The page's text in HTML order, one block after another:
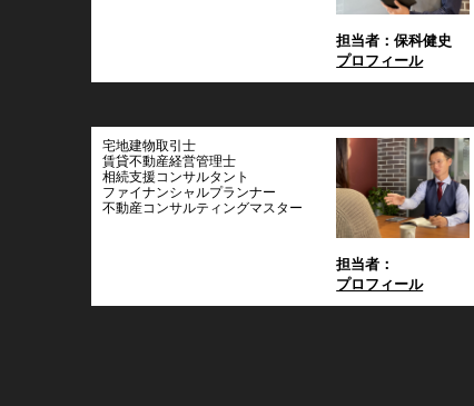
担当者：保科健史
プロフィール
宅地建物取引士
賃貸不動産経営管理士
相続支援コンサルタント
ファイナンシャルプランナー
不動産コンサルティングマスター
担当者：
プロフィール